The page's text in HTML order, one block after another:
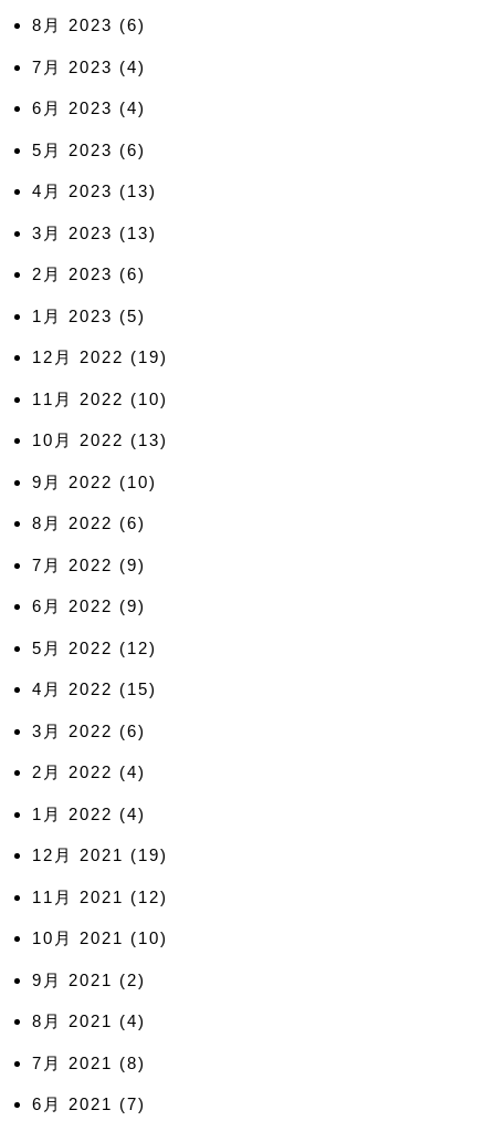
8月 2023 (6)
7月 2023 (4)
6月 2023 (4)
5月 2023 (6)
4月 2023 (13)
3月 2023 (13)
2月 2023 (6)
1月 2023 (5)
12月 2022 (19)
11月 2022 (10)
10月 2022 (13)
9月 2022 (10)
8月 2022 (6)
7月 2022 (9)
6月 2022 (9)
5月 2022 (12)
4月 2022 (15)
3月 2022 (6)
2月 2022 (4)
1月 2022 (4)
12月 2021 (19)
11月 2021 (12)
10月 2021 (10)
9月 2021 (2)
8月 2021 (4)
7月 2021 (8)
6月 2021 (7)